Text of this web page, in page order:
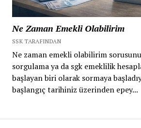
Ne Zaman Emekli Olabilirim
SSK TARAFINDAN
Ne zaman emekli olabilirim
sorgulama ya da sgk emeklilik
başlayan biri olarak sormaya
başlangıç tarihiniz üzerinden epey...